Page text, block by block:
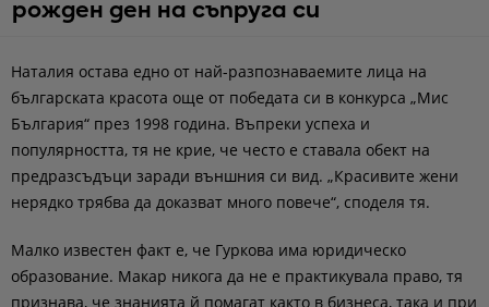
рожден ден на съпруга си
Наталия остава едно от най-разпознаваемите лица на
българската красота още от победата си в конкурса „Мис
България“ през 1998 година. Въпреки успеха и
популярността, тя не крие, че често е ставала обект на
предразсъдъци заради външния си вид. „Красивите жени
нерядко трябва да доказват много повече“, споделя тя.
Малко известен факт е, че Гуркова има юридическо
образование. Макар никога да не е практикувала право, тя
признава, че знанията й помагат както в бизнеса, така и при